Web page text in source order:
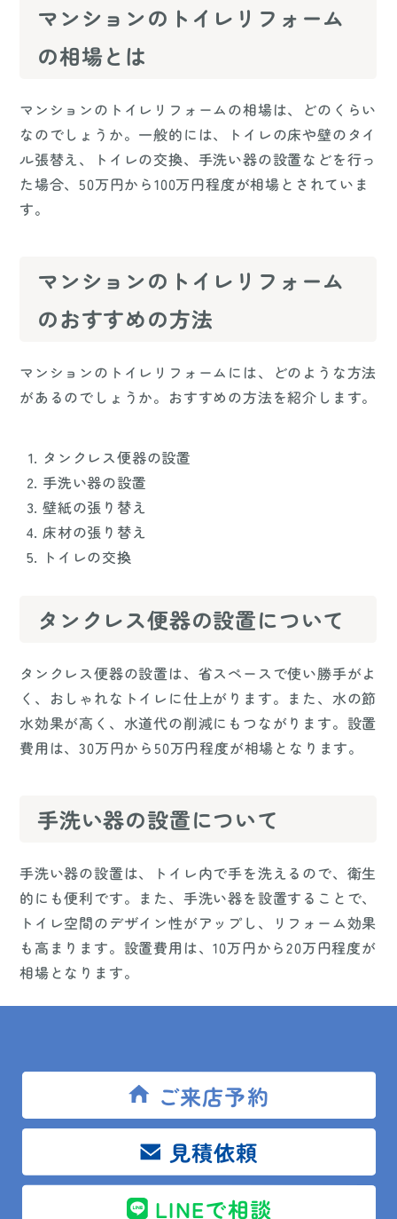
ご来店予約
見積依頼
LINEで相談
マンションのトイレリフォーム
の相場とは
マンションのトイレリフォームの相場は、どのくらい
なのでしょうか。一般的には、トイレの床や壁のタイ
ル張替え、トイレの交換、手洗い器の設置などを行っ
た場合、50万円から100万円程度が相場とされていま
す。
マンションのトイレリフォーム
のおすすめの方法
マンションのトイレリフォームには、どのような方法
があるのでしょうか。おすすめの方法を紹介します。
タンクレス便器の設置
手洗い器の設置
壁紙の張り替え
床材の張り替え
トイレの交換
タンクレス便器の設置について
タンクレス便器の設置は、省スペースで使い勝手がよ
く、おしゃれなトイレに仕上がります。また、水の節
水効果が高く、水道代の削減にもつながります。設置
費用は、30万円から50万円程度が相場となります。
手洗い器の設置について
手洗い器の設置は、トイレ内で手を洗えるので、衛生
的にも便利です。また、手洗い器を設置することで、
トイレ空間のデザイン性がアップし、リフォーム効果
も高まります。設置費用は、10万円から20万円程度が
相場となります。
トイレの交換は、トイレリフォームの中でも最も高額
なものの一つですが、交換することで使い勝手やデザ
イン性が大幅に改善されます。また、水洗便器からウ
ォシュレット便器への交換も人気があります。トイレ
の交換費用は、50万円から100万円程度が相場とされ